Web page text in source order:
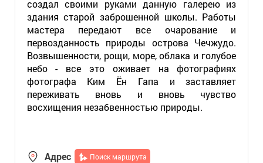
создал своими руками данную галерею из
здания старой заброшенной школы. Работы
мастера передают все очарование и
первозданность природы острова Чечжудо.
Возвышенности, рощи, море, облака и голубое
небо - все это оживает на фотографиях
фотографа Ким Ён Гапа и заставляет
переживать вновь и вновь чувство
восхищения незабвенностью природы.
Адрес Поиск маршрута